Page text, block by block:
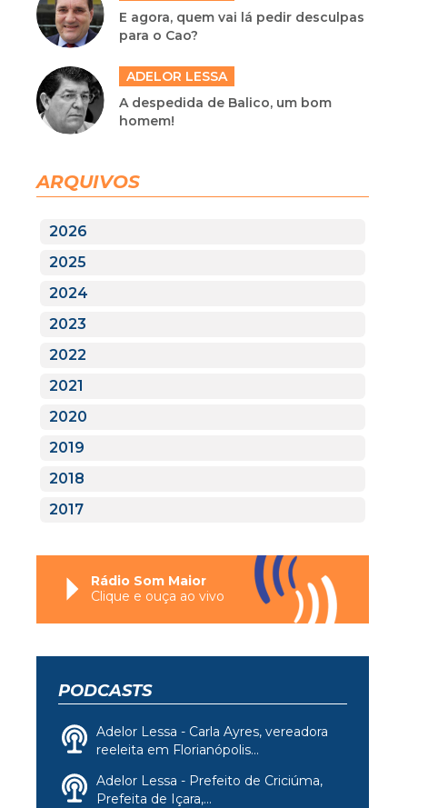
E agora, quem vai lá pedir desculpas
para o Cao?
ADELOR LESSA
A despedida de Balico, um bom
homem!
ARQUIVOS
2026
2025
2024
2023
2022
2021
2020
2019
2018
2017
Rádio Som Maior
Clique e ouça ao vivo
PODCASTS
Adelor Lessa - Carla Ayres, vereadora
reeleita em Florianópolis...
Adelor Lessa - Prefeito de Criciúma,
Prefeita de Içara,...